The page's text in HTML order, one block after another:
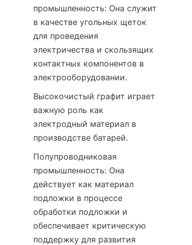
промышленность: Она служит
в качестве угольных щеток
для проведения
электричества и скользящих
контактных компонентов в
электрооборудовании.
Высокочистый графит играет
важную роль как
электродный материал в
производстве батарей.
Полупроводниковая
промышленность: Она
действует как материал
подложки в процессе
обработки подложки и
обеспечивает критическую
поддержку для развития